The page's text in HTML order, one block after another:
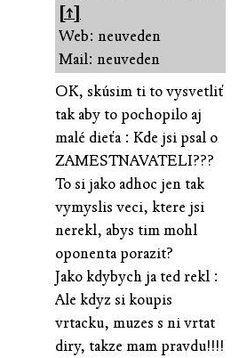
[↑]
Web: neuveden
Mail: neuveden
OK, skúsim ti to vysvetliť
tak aby to pochopilo aj
malé dieťa : Kde jsi psal o
ZAMESTNAVATELI???
To si jako adhoc jen tak
vymyslis veci, ktere jsi
nerekl, abys tim mohl
oponenta porazit?
Jako kdybych ja ted rekl :
Ale kdyz si koupis
vrtacku, muzes s ni vrtat
diry, takze mam pravdu!!!!